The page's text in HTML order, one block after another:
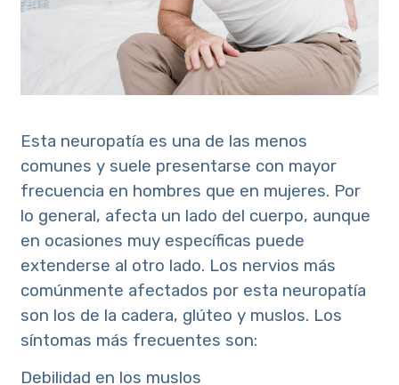
Esta neuropatía es una de las menos
comunes y suele presentarse con mayor
frecuencia en hombres que en mujeres. Por
lo general, afecta un lado del cuerpo, aunque
en ocasiones muy específicas puede
extenderse al otro lado. Los nervios más
comúnmente afectados por esta neuropatía
son los de la cadera, glúteo y muslos. Los
síntomas más frecuentes son:
Debilidad en los muslos